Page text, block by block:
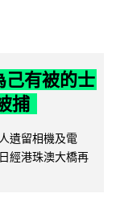
己有被的士
捕
遺留相機及電
經港珠澳大橋再